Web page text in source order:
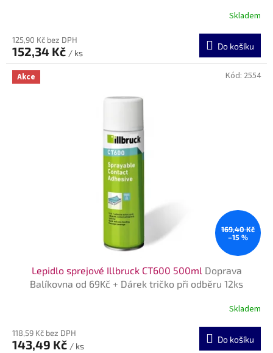
Skladem
125,90 Kč bez DPH
152,34 Kč / ks
Do košíku
Akce
169,40 Kč
–15 %
Lepidlo sprejové Illbruck CT600 500ml Doprava
Balíkovna od 69Kč + Dárek tričko při odběru 12ks
Skladem
118,59 Kč bez DPH
143,49 Kč / ks
Do košíku
Kód: 2554